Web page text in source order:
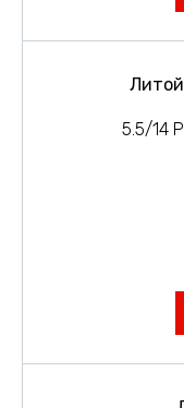
Литой
5.5/14